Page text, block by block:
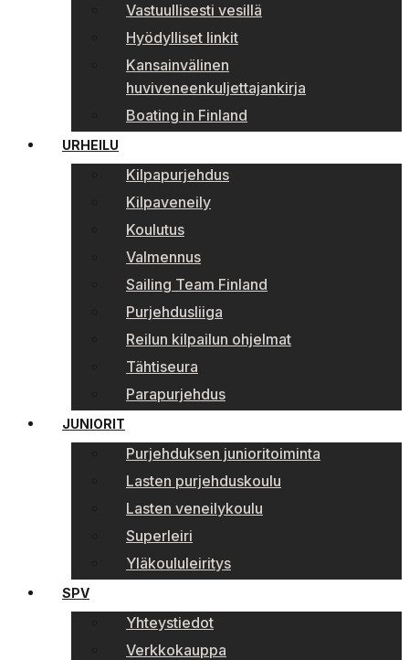
Vastuullisesti vesillä
Hyödylliset linkit
Kansainvälinen
huviveneenkuljettajankirja
Boating in Finland
URHEILU
Kilpapurjehdus
Kilpaveneily
Koulutus
Valmennus
Sailing Team Finland
Purjehdusliiga
Reilun kilpailun ohjelmat
Tähtiseura
Parapurjehdus
JUNIORIT
Purjehduksen junioritoiminta
Lasten purjehduskoulu
Lasten veneilykoulu
Superleiri
Yläkoululeiritys
SPV
Yhteystiedot
Verkkokauppa